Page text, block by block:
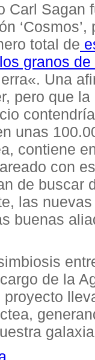
Carl Sagan
total de
granos de
Una
pero que
unas
contiene
con
de buscar
las
buenas
de la